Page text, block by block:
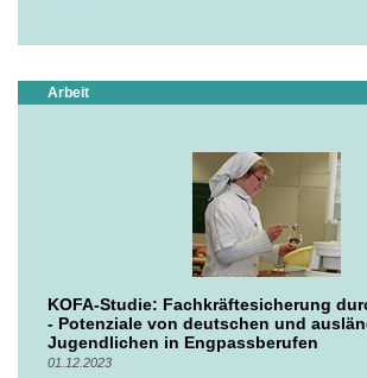
Arbeit
KOFA-Studie: Fachkräftesicherung
- Potenziale von deutschen und
Jugendlichen in Engpassberufen
01.12.2023